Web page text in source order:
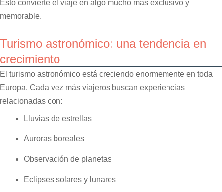
Esto convierte el viaje en algo mucho más exclusivo y
memorable.
Turismo astronómico: una tendencia en
crecimiento
El turismo astronómico está creciendo enormemente en toda
Europa. Cada vez más viajeros buscan experiencias
relacionadas con:
Lluvias de estrellas
Auroras boreales
Observación de planetas
Eclipses solares y lunares